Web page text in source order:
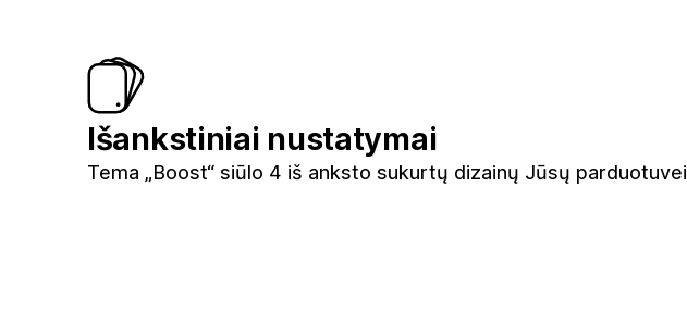
Išankstiniai nustatymai
Tema „Boost“ siūlo 4 iš anksto sukurtų dizainų Jūsų parduotuvei